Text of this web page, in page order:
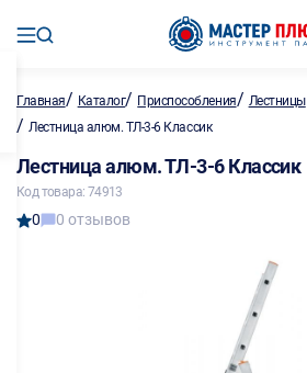
Главная/ Каталог/ Приспособления/ Лестницы
/ Лестница алюм. ТЛ-3-6 Классик
Лестница алюм. ТЛ-3-6 Классик
Код товара: 74913
0 0 отзывов